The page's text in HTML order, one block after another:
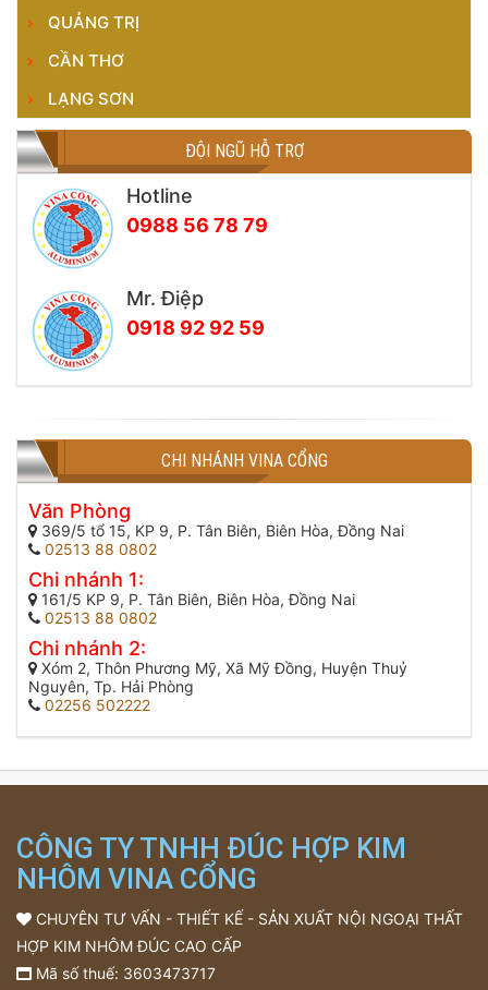
QUẢNG TRỊ
CẦN THƠ
LẠNG SƠN
ĐỘI NGŨ HỖ TRỢ
Hotline
0988 56 78 79
Mr. Điệp
0918 92 92 59
CHI NHÁNH VINA CỔNG
Văn Phòng
369/5 tổ 15, KP 9, P. Tân Biên, Biên Hòa, Đồng Nai
02513 88 0802
Chi nhánh 1:
161/5 KP 9, P. Tân Biên, Biên Hòa, Đồng Nai
02513 88 0802
Chi nhánh 2:
Xóm 2, Thôn Phương Mỹ, Xã Mỹ Đồng, Huyện Thuỷ
Nguyên, Tp. Hải Phòng
02256 502222
CÔNG TY TNHH ĐÚC HỢP KIM
NHÔM VINA CỔNG
CHUYÊN TƯ VẤN - THIẾT KẾ - SẢN XUẤT NỘI NGOẠI THẤT
HỢP KIM NHÔM ĐÚC CAO CẤP
Mã số thuế: 3603473717